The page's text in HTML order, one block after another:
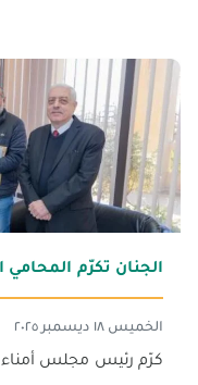
الجنان تكرّم
الخميس ١٨ ديسمبر ٢٠٢٥
كرّم رئيس مجلس أمناء